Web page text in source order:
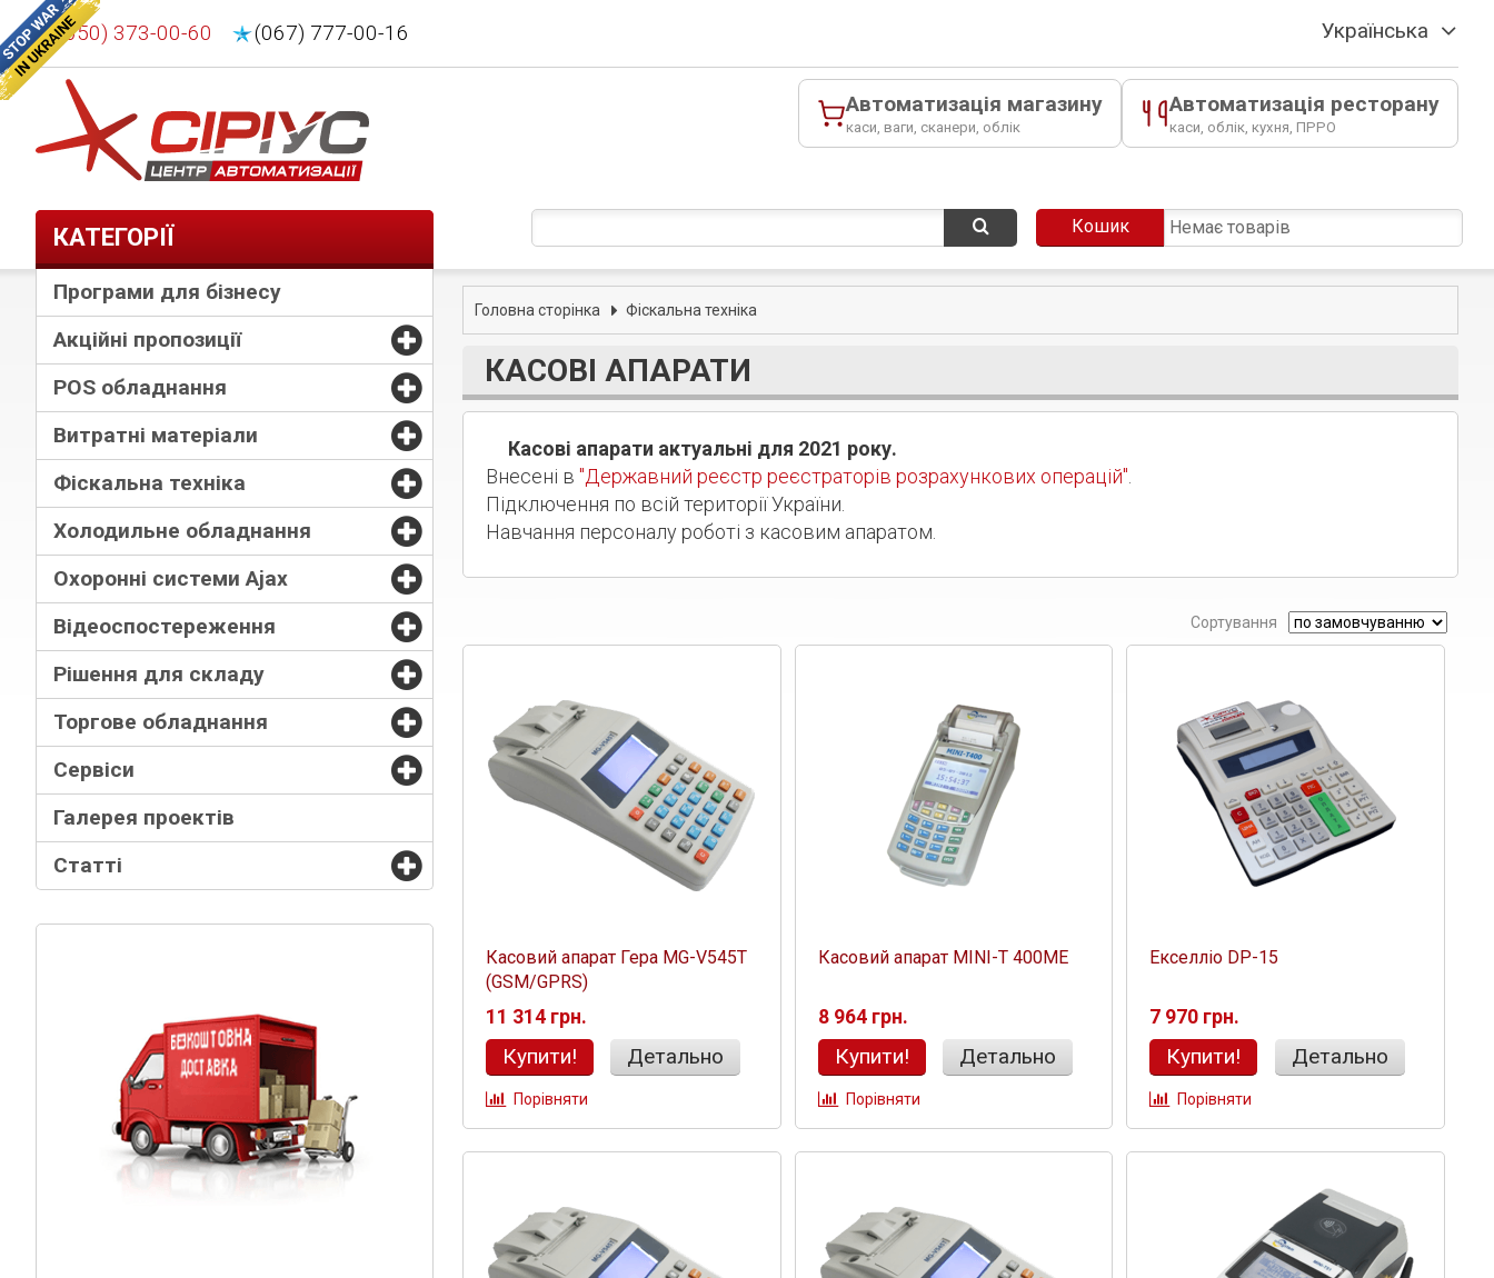
(050) 373-00-60 (067) 777-00-16 Українська
Автоматизація магазину
каси, ваги, сканери, облік
Автоматизація ресторану
каси, облік, кухня, ПРРО
Кошик Немає товарів
КАТЕГОРІЇ
Програми для бізнесу
Акційні пропозиції
POS обладнання
Витратні матеріали
Фіскальна техніка
Холодильне обладнання
Охоронні системи Ajax
Відеоспостереження
Рішення для складу
Торгове обладнання
Сервіси
Галерея проектів
Статті
Головна сторінка Фіскальна техніка
КАСОВІ АПАРАТИ
Касові апарати актуальні для 2021 року.
Внесені в "Державний реєстр реєстраторів розрахункових операцій"
Підключення по всій території України.
Навчання персоналу роботі з касовим апаратом.
Сортування
Касовий апарат Гера MG-V545T
(GSM/GPRS)
11 314 грн.
Купити! Детально
Порівняти
Касовий апарат MINI-Т 400ME
8 964 грн.
Купити! Детально
Порівняти
Екселліо DP-15
7 970 грн.
Купити! Детально
Порівняти